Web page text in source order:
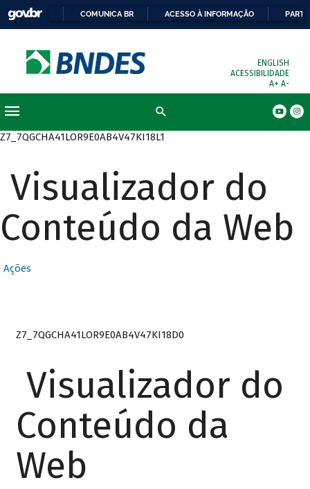
COMUNICA BR ACESSO À INFORMAÇÃO
ENGLISH
ACESSIBILIDADE
A+ A-
Z7_7QGCHA41LOR9E0AB4V47KI18L1
Visualizador do
Conteúdo da Web
Ações
Z7_7QGCHA41LOR9E0AB4V47KI18D0
Visualizador do
Conteúdo da
Web